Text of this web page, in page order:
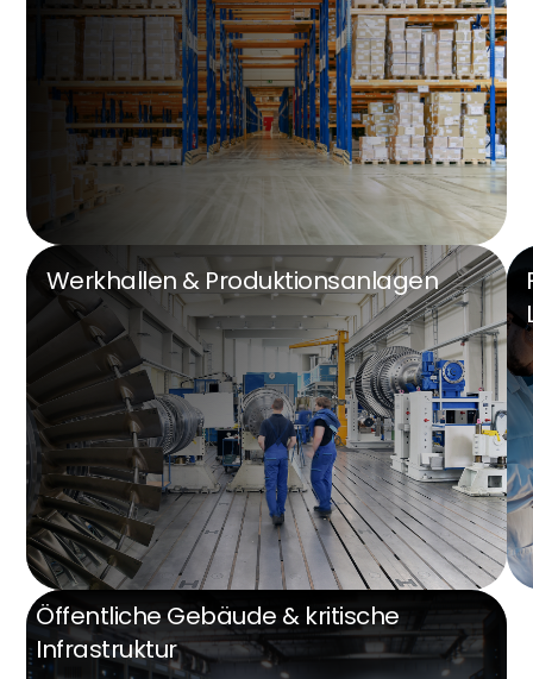
Werkhallen & Produktionsanlagen
Öffentliche Gebäude & kritische
Infrastruktur